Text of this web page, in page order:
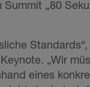
„80
„Wir
eines